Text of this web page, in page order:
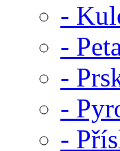
-
-
-
-
-